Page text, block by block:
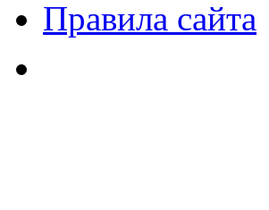
Правила сайта